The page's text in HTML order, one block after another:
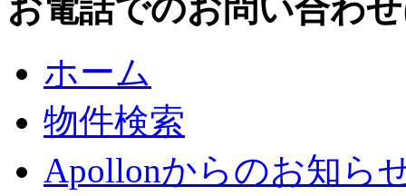
お電話でのお問い合わ
ホーム
物件検索
Apollonからのお知ら